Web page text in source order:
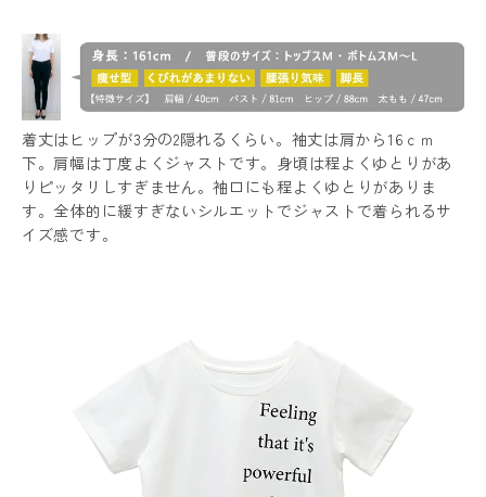
着丈はヒップが3分の2隠れるくらい。袖丈は肩から16ｃｍ
下。肩幅は丁度よくジャストです。身頃は程よくゆとりがあ
りピッタリしすぎません。袖口にも程よくゆとりがありま
す。全体的に緩すぎないシルエットでジャストで着られるサ
イズ感です。